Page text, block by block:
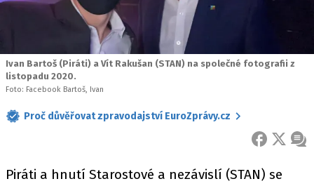
Ivan Bartoš (Piráti) a Vít Rakušan (STAN) na společné fotografii z
listopadu 2020.
Foto: Facebook Bartoš, Ivan
Proč důvěřovat zpravodajství EuroZprávy.cz
FACEBOOK
X
Piráti a hnutí Starostové a nezávislí (STAN) se